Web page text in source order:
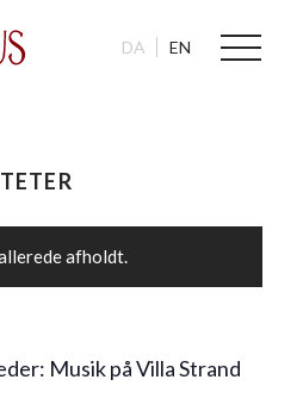
DA EN
afholdt.
Musik på Villa Strand